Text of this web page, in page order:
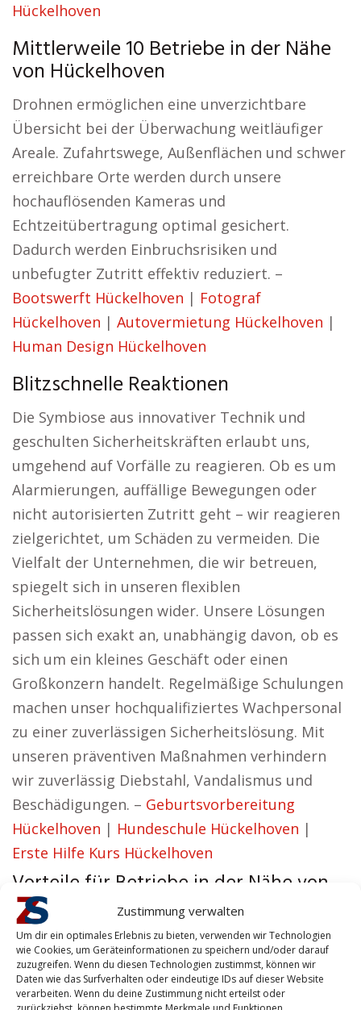
Zustimmung verwalten
Um dir ein optimales Erlebnis zu bieten, verwenden wir Technologien
wie Cookies, um Geräteinformationen zu speichern und/oder darauf
zuzugreifen. Wenn du diesen Technologien zustimmst, können wir
Daten wie das Surfverhalten oder eindeutige IDs auf dieser Website
verarbeiten. Wenn du deine Zustimmung nicht erteilst oder
Hückelhoven
Mittlerweile 10 Betriebe in der Nähe
von Hückelhoven
Drohnen ermöglichen eine unverzichtbare
Übersicht bei der Überwachung weitläufiger
Areale. Zufahrtswege, Außenflächen und schwer
erreichbare Orte werden durch unsere
hochauflösenden Kameras und
Echtzeitübertragung optimal gesichert.
Dadurch werden Einbruchsrisiken und
unbefugter Zutritt effektiv reduziert. –
Bootswerft Hückelhoven | Fotograf
Hückelhoven | Autovermietung Hückelhoven |
Human Design Hückelhoven
Blitzschnelle Reaktionen
Die Symbiose aus innovativer Technik und
geschulten Sicherheitskräften erlaubt uns,
umgehend auf Vorfälle zu reagieren. Ob es um
Alarmierungen, auffällige Bewegungen oder
nicht autorisierten Zutritt geht – wir reagieren
zielgerichtet, um Schäden zu vermeiden. Die
Vielfalt der Unternehmen, die wir betreuen,
spiegelt sich in unseren flexiblen
Sicherheitslösungen wider. Unsere Lösungen
passen sich exakt an, unabhängig davon, ob es
sich um ein kleines Geschäft oder einen
Großkonzern handelt. Regelmäßige Schulungen
machen unser hochqualifiziertes Wachpersonal
zu einer zuverlässigen Sicherheitslösung. Mit
unseren präventiven Maßnahmen verhindern
wir zuverlässig Diebstahl, Vandalismus und
Beschädigungen. – Geburtsvorbereitung
Hückelhoven | Hundeschule Hückelhoven |
Erste Hilfe Kurs Hückelhoven
Vorteile für Betriebe in der Nähe von
Hückelhoven
Ulli aus Hückelhoven vertritt den Standpunkt:
Wir möchten Sicherheitslösungen entwickeln,
die nicht nur effizient, sondern auch zuverlässig